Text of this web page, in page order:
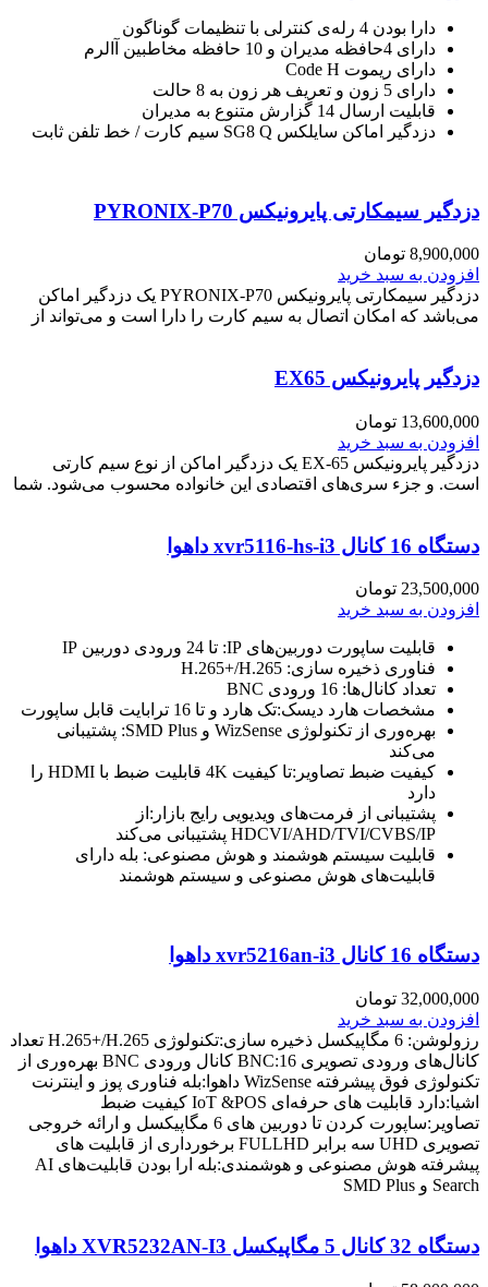
دارا بودن 4 رله‌ی کنترلی با تنظیمات گوناگون
دارای 4حافظه مدیران و 10 حافظه مخاطبین آالرم
دارای ریموت Code H
دارای 5 زون و تعریف هر زون به 8 حالت
قابلیت ارسال 14 گزارش متنوع به مدیران
دزدگیر اماکن سایلکس SG8 Q سیم کارت / خط تلفن ثابت
دزدگیر سیمکارتی پایرونیکس PYRONIX-P70
8,900,000 تومان
افزودن به سبد خرید
دزدگیر سیمکارتی پایرونیکس PYRONIX-P70 یک دزدگیر اماکن
می‌باشد که امکان اتصال به سیم کارت را دارا است و می‌تواند از
دزدگیر پایرونیکس EX65
13,600,000 تومان
افزودن به سبد خرید
دزدگیر پایرونیکس EX-65 یک دزدگیر اماکن از نوع سیم کارتی
است. و جزء سری‌های اقتصادی این خانواده محسوب می‌شود. شما
دستگاه 16 کانال xvr5116-hs-i3 داهوا
23,500,000 تومان
افزودن به سبد خرید
قابلیت ساپورت دوربین‌های IP: تا 24 ورودی دوربین IP
فناوری ذخیره سازی: H.265+/H.265
تعداد کانال‌ها: 16 ورودی BNC
مشخصات هارد دیسک:تک هارد و تا 16 ترابایت قابل ساپورت
بهره‌وری از تکنولوژی WizSense و SMD Plus: پشتیبانی
می‌کند
کیفیت ضبط تصاویر:تا کیفیت 4K قابلیت ضبط با HDMI را
دارد
پشتیبانی از فرمت‌های ویدیویی رایج بازار:از
HDCVI/AHD/TVI/CVBS/IP پشتیبانی می‌کند
قابلیت سیستم هوشمند و هوش مصنوعی: بله دارای
قابلیت‌های هوش مصنوعی و سیستم هوشمند
دستگاه 16 کانال xvr5216an-i3 داهوا
32,000,000 تومان
افزودن به سبد خرید
رزولوشن: 6 مگاپیکسل ذخیره سازی:تکنولوژی H.265+/H.265 تعداد
کانال‌های ورودی تصویری BNC:16 کانال ورودی BNC بهره‌وری از
تکنولوژی فوق پیشرفته WizSense داهوا:بله فناوری پوز و اینترنت
اشیا:دارد قابلیت های حرفه‌ای IoT &POS کیفیت ضبط
تصاویر:ساپورت کردن تا دوربین های 6 مگاپیکسل و ارائه خروجی
تصویری UHD سه برابر FULLHD برخورداری از قابلیت های
پیشرفته هوش مصنوعی و هوشمندی:بله ارا بودن قابلیت‌های AI
Search و SMD Plus
دستگاه 32 کانال 5 مگاپیکسل XVR5232AN-I3 داهوا